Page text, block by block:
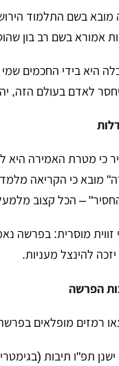
מובא בשם התלמוד
אמורא בשם רב בון
היא בידי החכמים
לאדם בעולם הזה,
כי מטרת האמירה
מובא כי הקריאה
– הכל קצוב
זווית מוסרית:
להינצל מעניות.
הפרשה
רמזים מופלאים
תפ"ו תיבות